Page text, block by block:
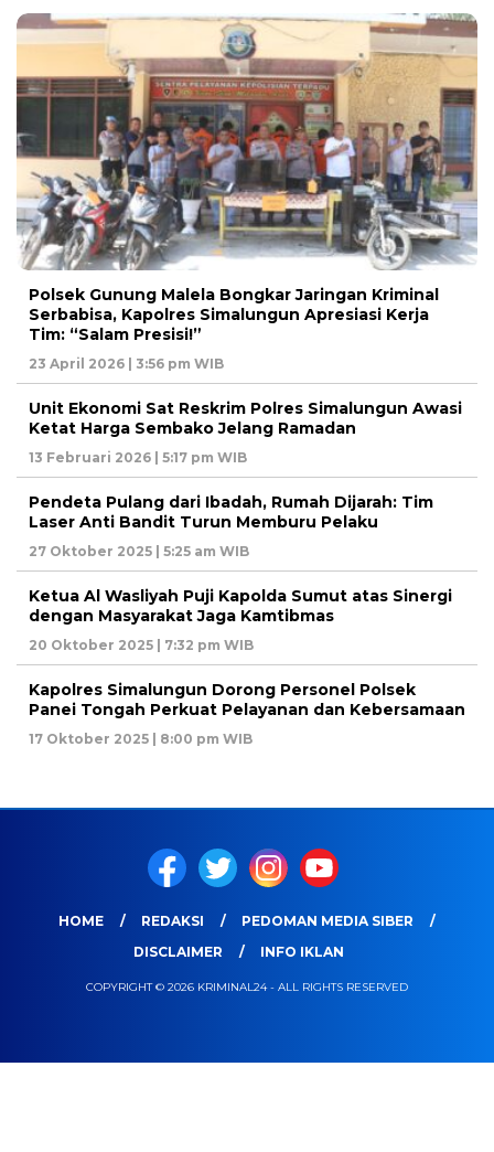
Polsek Gunung Malela Bongkar Jaringan Kriminal
Serbabisa, Kapolres Simalungun Apresiasi Kerja
Tim: “Salam Presisi!”
23 April 2026 | 3:56 pm WIB
Unit Ekonomi Sat Reskrim Polres Simalungun Awasi
Ketat Harga Sembako Jelang Ramadan
13 Februari 2026 | 5:17 pm WIB
Pendeta Pulang dari Ibadah, Rumah Dijarah: Tim
Laser Anti Bandit Turun Memburu Pelaku
27 Oktober 2025 | 5:25 am WIB
Ketua Al Wasliyah Puji Kapolda Sumut atas Sinergi
dengan Masyarakat Jaga Kamtibmas
20 Oktober 2025 | 7:32 pm WIB
Kapolres Simalungun Dorong Personel Polsek
Panei Tongah Perkuat Pelayanan dan Kebersamaan
17 Oktober 2025 | 8:00 pm WIB
HOME REDAKSI
PEDOMAN MEDIA SIBER
DISCLAIMER
INFO IKLAN
COPYRIGHT © 2026 KRIMINAL24 - ALL RIGHTS RESERVED